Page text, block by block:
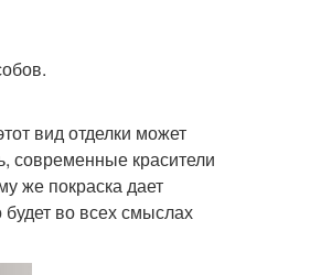
вид отделки может
современные красители
же покраска дает
во всех смыслах